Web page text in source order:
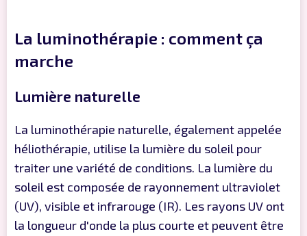
La luminothérapie : comment ça
marche
Lumière naturelle
La luminothérapie naturelle, également appelée
héliothérapie, utilise la lumière du soleil pour
traiter une variété de conditions. La lumière du
soleil est composée de rayonnement ultraviolet
(UV), visible et infrarouge (IR). Les rayons UV ont
la longueur d'onde la plus courte et peuvent être